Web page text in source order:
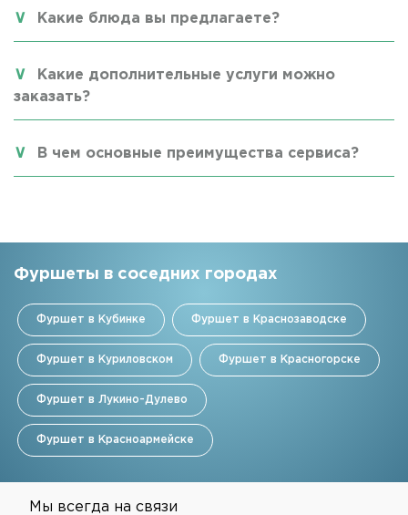
Какие блюда вы предлагаете?
Какие дополнительные услуги можно
заказать?
В чем основные преимущества сервиса?
Фуршеты в соседних городах
Фуршет в Кубинке Фуршет в Краснозаводске
Фуршет в Куриловском Фуршет в Красногорске
Фуршет в Лукино-Дулево
Фуршет в Красноармейске
Мы всегда на связи